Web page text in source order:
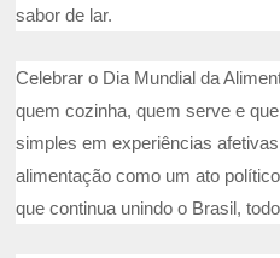
sabor de lar.
Celebrar o Dia Mundial da
quem cozinha, quem serve e
simples em experiências
alimentação como um ato
que continua unindo o Brasil,